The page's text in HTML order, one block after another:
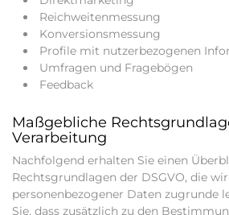
Reichweitenmessung
Konversionsmessung
Profile mit nutzerbezogenen
Umfragen und Fragebögen
Feedback
Maßgebliche
Verarbeitung
Nachfolgend erhalten Sie einen
Rechtsgrundlagen der DSGVO, die
personenbezogener Daten zugrunde
Sie, dass zusätzlich zu den